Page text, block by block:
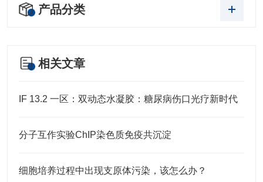
产品分类
相关文章
IF 13.2 一区：双动态水凝胶：糖尿病伤口光疗新时代
分子互作实验ChIP染色质免疫共沉淀
细胞培养过程中出现支原体污染，该怎么办？